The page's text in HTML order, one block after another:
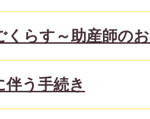
くらす～助産師の
伴う手続き